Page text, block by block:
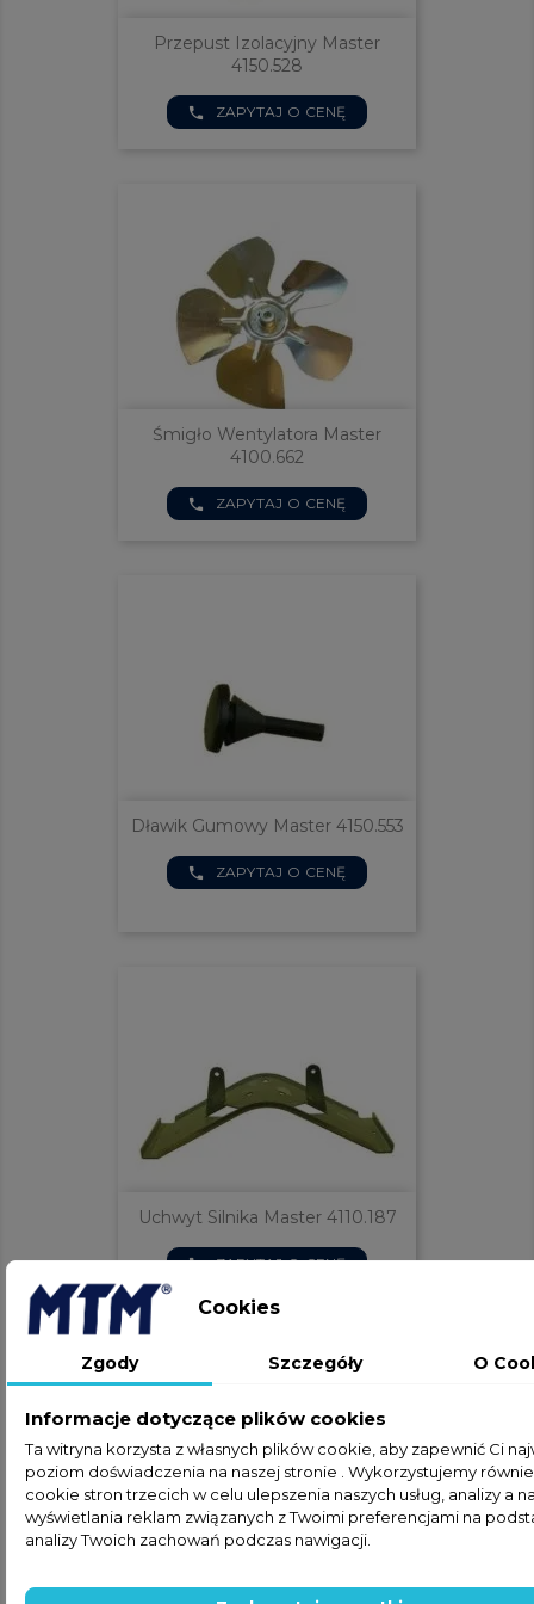
Przepust Izolacyjny Master
4150.528
phone ZAPYTAJ O CENĘ
Śmigło Wentylatora Master
4100.662
phone ZAPYTAJ O CENĘ
Dławik Gumowy Master 4150.553
phone ZAPYTAJ O CENĘ
Uchwyt Silnika Master 4110.187
phone ZAPYTAJ O CENĘ
Cookies
Zgody Szczegóły O
Informacje dotyczące plików cookies
Ta witryna korzysta z własnych plików cookie, aby zapewnić Ci
poziom doświadczenia na naszej stronie . Wykorzystujemy
cookie stron trzecich w celu ulepszenia naszych usług, analizy a
wyświetlania reklam związanych z Twoimi preferencjami na
analizy Twoich zachowań podczas nawigacji.